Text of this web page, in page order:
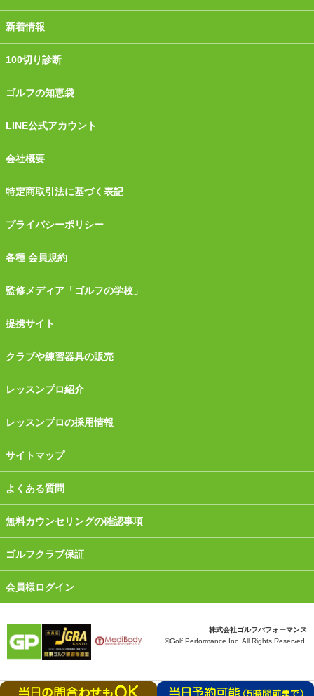
新着情報
100切り診断
ゴルフの知恵袋
LINE公式アカウント
会社概要
特定商取引法に基づく表記
プライバシーポリシー
各種 会員規約
監修メディア「ゴルフの学校」
提携サイト
クラブや練習器具の販売
レッスンプロ紹介
レッスンプロの採用情報
サイトマップ
よくある質問
無料カウンセリングの確認事項
ゴルフクラブ保証
会員様ログイン
株式会社ゴルフパフォーマンス
©Golf Performance Inc. All Rights Reserved.